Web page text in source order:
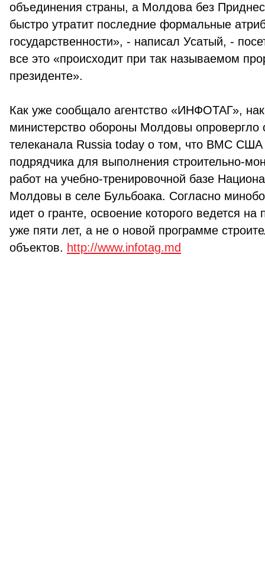
объединения страны, а Молдова без
быстро утратит последние формальные
государственности», - написал Усатый, -
все это «происходит при так называемом
президенте».
Как уже сообщало агентство «ИНФОТАГ»,
министерство обороны Молдовы опровергло
телеканала Russia today о том, что ВМС
подрядчика для выполнения строительно-
работ на учебно-тренировочной базе
Молдовы в селе Бульбоака. Согласно
идет о гранте, освоение которого ведется на
уже пяти лет, а не о новой программе
объектов. http://www.infotag.md